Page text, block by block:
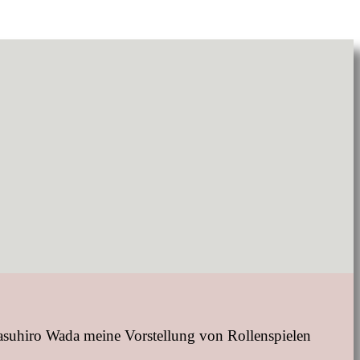
Wada meine Vorstellung von Rollenspielen